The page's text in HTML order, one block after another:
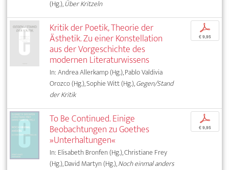
(Hg.),Über Kritzeln
Kritik der Poetik, Theorie der
Ästhetik. Zu einer Konstellation
aus der Vorgeschichte des
modernen Literaturwissens
In: Andrea Allerkamp (Hg.), Pablo Valdivia
Orozco (Hg.), Sophie Witt (Hg.),Gegen/Stand
der Kritik
p
€ 9,95
To Be Continued. Einige
Beobachtungen zu Goethes
»Unterhaltungen«
In: Elisabeth Bronfen (Hg.), Christiane Frey
(Hg.), David Martyn (Hg.),Noch einmal anders
p
€ 9,95